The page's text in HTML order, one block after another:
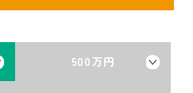
500万円